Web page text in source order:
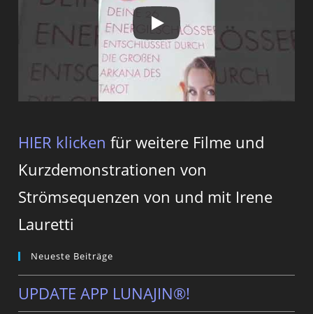
HIER klicken für weitere Filme und
Kurzdemonstrationen von
Strömsequenzen von und mit Irene
Lauretti
Neueste Beiträge
UPDATE APP LUNAJIN®!